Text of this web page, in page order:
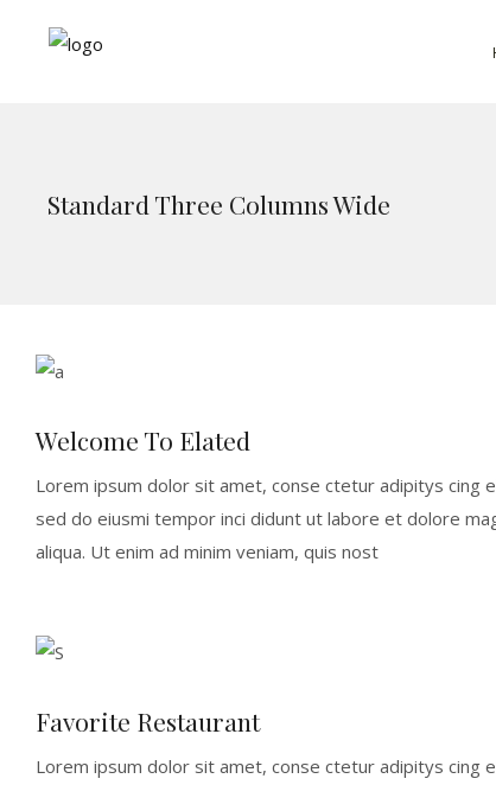
Standard Three Columns Wide
Welcome To Elated
Lorem ipsum dolor sit amet, conse ctetur adipitys cing
sed do eiusmi tempor inci didunt ut labore et dolore
aliqua. Ut enim ad minim veniam, quis nost
Favorite Restaurant
Lorem ipsum dolor sit amet, conse ctetur adipitys cing